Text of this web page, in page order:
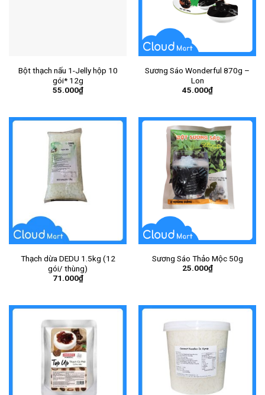
Bột thạch nấu 1-Jelly hộp 10
gói* 12g
55.000₫
Sương Sáo Wonderful 870g –
Lon
45.000₫
Thạch dừa DEDU 1.5kg (12
gói/ thùng)
71.000₫
Sương Sáo Thảo Mộc 50g
25.000₫